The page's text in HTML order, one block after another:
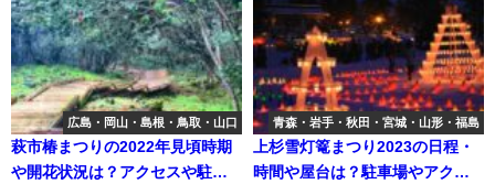
広島・岡山・島根・鳥取・山口
萩市椿まつりの2022年見頃時期
や開花状況は？アクセスや駐車
青森・岩手・秋田・宮城・山形・福島
上杉雪灯篭まつり2023の日程・
時間や屋台は？駐車場やアクセ